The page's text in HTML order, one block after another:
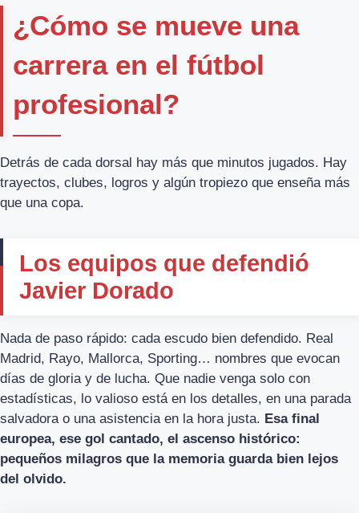
¿Cómo se mueve una
carrera en el fútbol
profesional?
Detrás de cada dorsal hay más que minutos jugados. Hay
trayectos, clubes, logros y algún tropiezo que enseña más
que una copa.
Los equipos que defendió
Javier Dorado
Nada de paso rápido: cada escudo bien defendido. Real
Madrid, Rayo, Mallorca, Sporting… nombres que evocan
días de gloria y de lucha. Que nadie venga solo con
estadísticas, lo valioso está en los detalles, en una parada
salvadora o una asistencia en la hora justa. Esa final
europea, ese gol cantado, el ascenso histórico:
pequeños milagros que la memoria guarda bien lejos
del olvido.